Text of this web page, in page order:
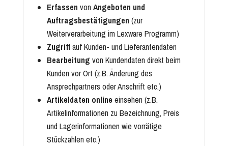
Erfassen von Angeboten und
Auftragsbestätigungen (zur
Weiterverarbeitung im Lexware Programm)
Zugriffauf Kunden- und Lieferantendaten
Bearbeitung von Kundendaten direkt beim
Kunden vor Ort (z.B. Änderung des
Ansprechpartners oder Anschrift etc.)
Artikeldaten online einsehen (z.B.
Artikelinformationen zu Bezeichnung, Preis
und Lagerinformationen wie vorrätige
Stückzahlen etc.)